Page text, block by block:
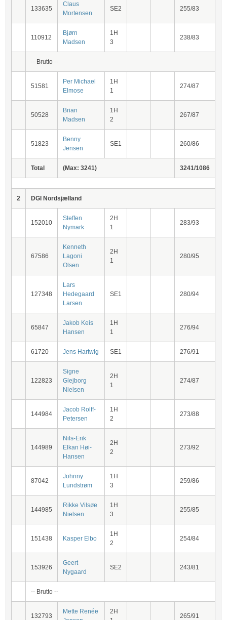
133635
Claus
Mortensen
SE2 255/83
110912
Bjørn
Madsen
1H
3
238/83
-- Brutto --
51581
Per Michael
Elmose
1H
1
274/87
50528
Brian
Madsen
1H
2
267/87
51823
Benny
Jensen
SE1 260/86
Total (Max: 3241) 3241/1086
2 DGI Nordsjælland
152010
Steffen
Nymark
2H
1
283/93
67586
Kenneth
Lagoni
Olsen
2H
1
280/95
127348
Lars
Hedegaard
Larsen
SE1 280/94
65847
Jakob Keis
Hansen
1H
1
276/94
61720 Jens Hartwig SE1 276/91
122823
Signe
Glejborg
Nielsen
2H
1
274/87
144984
Jacob Rolff-
Petersen
1H
2
273/88
144989
Nils-Erik
Elkan Høi-
Hansen
2H
2
273/92
87042
Johnny
Lundstrøm
1H
3
259/86
144985
Rikke Vilsøe
Nielsen
1H
3
255/85
151438 Kasper Elbo
1H
2
254/84
153926
Geert
Nygaard
SE2 243/81
-- Brutto --
132793
Mette Renée
2H
265/91